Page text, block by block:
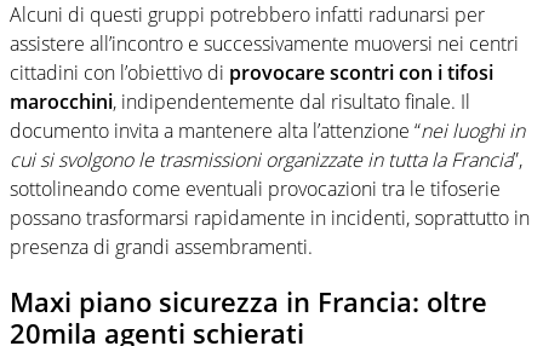
Alcuni di questi gruppi potrebbero infatti radunarsi per
assistere all’incontro e successivamente muoversi nei centri
cittadini con l’obiettivo di provocare scontri con i tifosi
marocchini, indipendentemente dal risultato finale. Il
documento invita a mantenere alta l’attenzione “nei luoghi in
cui si svolgono le trasmissioni organizzate in tutta la Francia”,
sottolineando come eventuali provocazioni tra le tifoserie
possano trasformarsi rapidamente in incidenti, soprattutto in
presenza di grandi assembramenti.
Maxi piano sicurezza in Francia: oltre
20mila agenti schierati